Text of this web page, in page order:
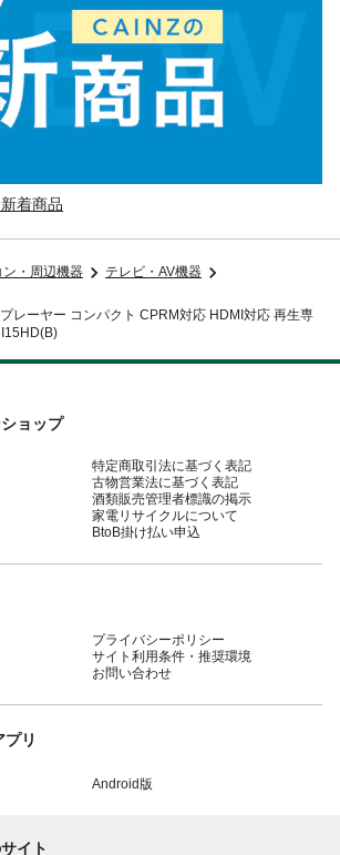
着商品
・周辺機器
テレビ・AV機器
レーヤー コンパクト CPRM対応 HDMI対応 再生専
ョップ
特定商取引法に基づく表記
古物営業法に基づく表記
酒類販売管理者標識の掲示
家電リサイクルについて
BtoB掛け払い申込
プライバシーポリシー
サイト利用条件・推奨環境
お問い合わせ
プリ
Android版
イト